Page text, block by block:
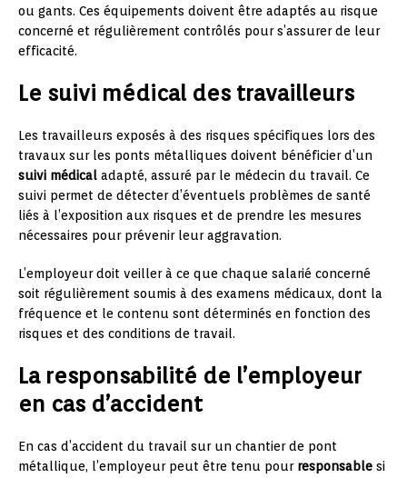
ou gants. Ces équipements doivent être adaptés au risque
concerné et régulièrement contrôlés pour s’assurer de leur
efficacité.
Le suivi médical des travailleurs
Les travailleurs exposés à des risques spécifiques lors des
travaux sur les ponts métalliques doivent bénéficier d’un
suivi médical adapté, assuré par le médecin du travail. Ce
suivi permet de détecter d’éventuels problèmes de santé
liés à l’exposition aux risques et de prendre les mesures
nécessaires pour prévenir leur aggravation.
L’employeur doit veiller à ce que chaque salarié concerné
soit régulièrement soumis à des examens médicaux, dont la
fréquence et le contenu sont déterminés en fonction des
risques et des conditions de travail.
La responsabilité de l’employeur
en cas d’accident
En cas d’accident du travail sur un chantier de pont
métallique, l’employeur peut être tenu pour responsable si